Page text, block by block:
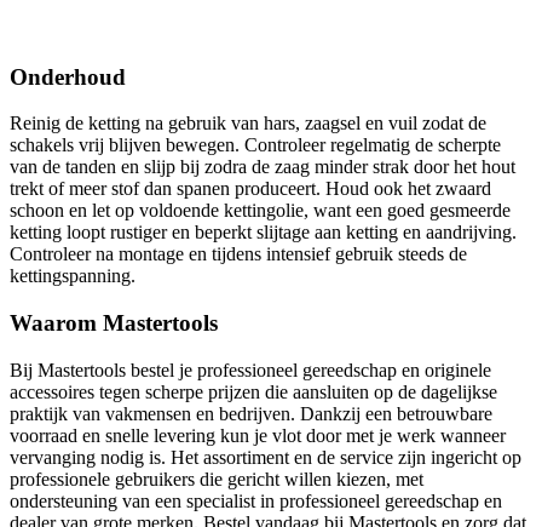
Onderhoud
Reinig de ketting na gebruik van hars, zaagsel en vuil zodat de
schakels vrij blijven bewegen. Controleer regelmatig de scherpte
van de tanden en slijp bij zodra de zaag minder strak door het hout
trekt of meer stof dan spanen produceert. Houd ook het zwaard
schoon en let op voldoende kettingolie, want een goed gesmeerde
ketting loopt rustiger en beperkt slijtage aan ketting en aandrijving.
Controleer na montage en tijdens intensief gebruik steeds de
kettingspanning.
Waarom Mastertools
Bij Mastertools bestel je professioneel gereedschap en originele
accessoires tegen scherpe prijzen die aansluiten op de dagelijkse
praktijk van vakmensen en bedrijven. Dankzij een betrouwbare
voorraad en snelle levering kun je vlot door met je werk wanneer
vervanging nodig is. Het assortiment en de service zijn ingericht op
professionele gebruikers die gericht willen kiezen, met
ondersteuning van een specialist in professioneel gereedschap en
dealer van grote merken. Bestel vandaag bij Mastertools en zorg dat